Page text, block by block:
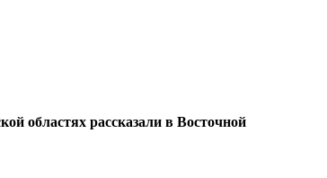
областях рассказали в Восточной